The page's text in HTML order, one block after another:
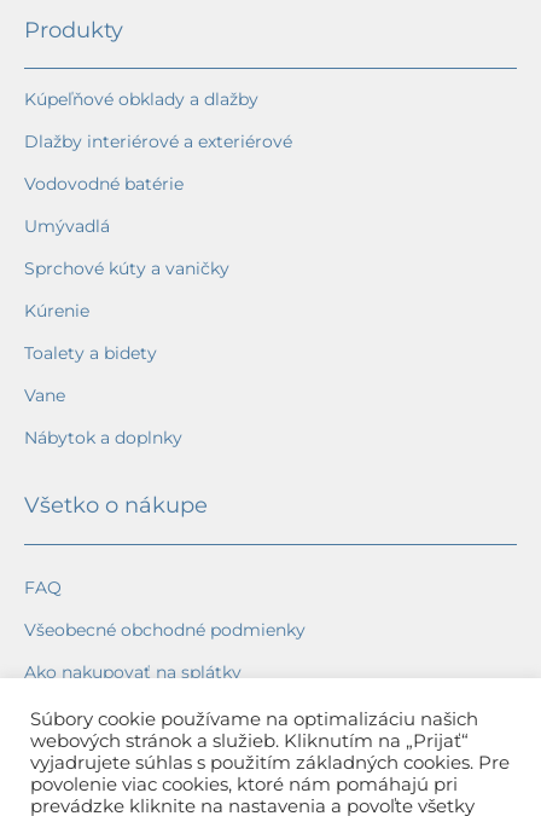
Produkty
Kúpeľňové obklady a dlažby
Dlažby interiérové a exteriérové
Vodovodné batérie
Umývadlá
Sprchové kúty a vaničky
Kúrenie
Toalety a bidety
Vane
Nábytok a doplnky
Všetko o nákupe
FAQ
Všeobecné obchodné podmienky
Ako nakupovať na splátky
Ochrana osobných údajov
Reklamačný poriadok
Spôsob a cena dopravy
Súbory cookie používame na optimalizáciu našich
webových stránok a služieb. Kliknutím na „Prijať“
vyjadrujete súhlas s použitím základných cookies. Pre
povolenie viac cookies, ktoré nám pomáhajú pri
prevádzke kliknite na nastavenia a povoľte všetky